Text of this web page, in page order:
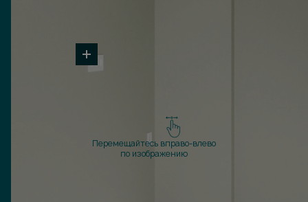
Перемещайтесь вправо-влево
по изображению